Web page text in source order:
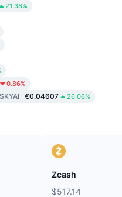
21.38%
0.86%
SKYAI €0.04607 26.06%
Zcash
$517.14